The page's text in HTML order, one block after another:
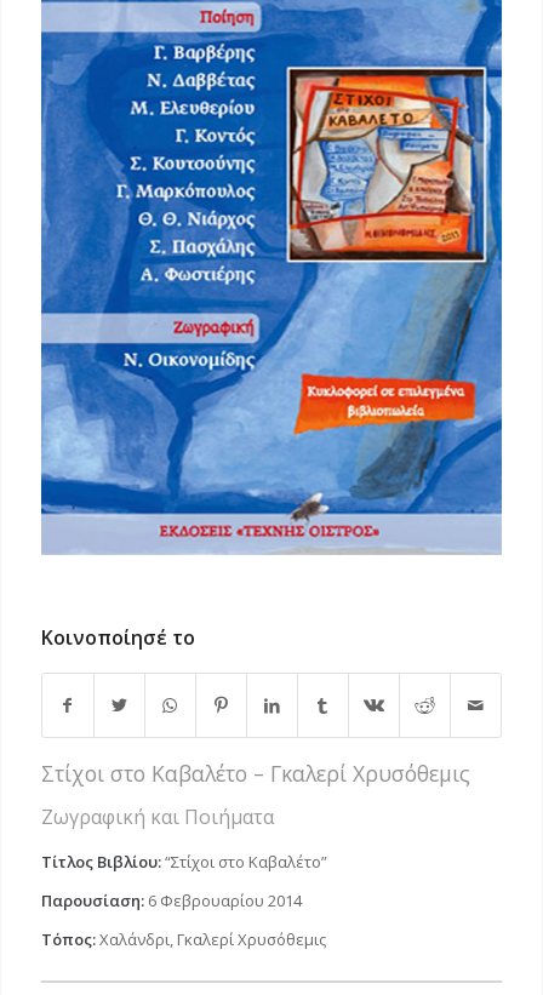
Κοινοποίησέ το
Στίχοι στο Καβαλέτο – Γκαλερί Χρυσόθεμις
Ζωγραφική και Ποιήματα
Τίτλος Βιβλίου:“Στίχοι στο Καβαλέτο”
Παρουσίαση: 6 Φεβρουαρίου 2014
Τόπος:Χαλάνδρι, Γκαλερί Χρυσόθεμις